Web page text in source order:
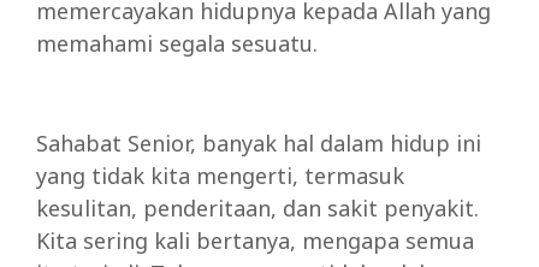
memercayakan hidupnya kepada Allah yang
memahami segala sesuatu.
Sahabat Senior, banyak hal dalam hidup ini
yang tidak kita mengerti, termasuk
kesulitan, penderitaan, dan sakit penyakit.
Kita sering kali bertanya, mengapa semua